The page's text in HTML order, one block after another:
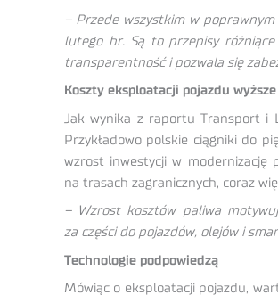
– Przede wszystkim w
lutego br. Są to przepisy
transparentność i pozwala się
Koszty eksploatacji pojazdu
Jak wynika z raportu Transport i
Przykładowo polskie ciągniki do
wzrost inwestycji w modernizację
na trasach zagranicznych, coraz
– Wzrost kosztów paliwa
za części do pojazdów, olejów i
Technologie podpowiedzą
Mówiąc o eksploatacji pojazdu,